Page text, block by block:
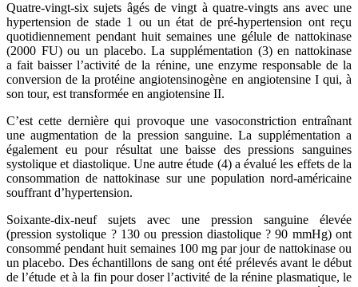
Quatre-vingt-six sujets âgés de vingt à quatre-vingts ans avec une
hypertension de stade 1 ou un état de pré-hypertension ont reçu
quotidiennement pendant huit semaines une gélule de nattokinase
(2000 FU) ou un placebo. La supplémentation (3) en nattokinase
a fait baisser l’activité de la rénine, une enzyme responsable de la
conversion de la protéine angiotensinogène en angiotensine I qui, à
son tour, est transformée en angiotensine II.
C’est cette dernière qui provoque une vasoconstriction entraînant
une augmentation de la pression sanguine. La supplémentation a
également eu pour résultat une baisse des pressions sanguines
systolique et diastolique. Une autre étude (4) a évalué les effets de la
consommation de nattokinase sur une population nord-américaine
souffrant d’hypertension.
Soixante-dix-neuf sujets avec une pression sanguine élevée
(pression systolique ? 130 ou pression diastolique ? 90 mmHg) ont
consommé pendant huit semaines 100 mg par jour de nattokinase ou
un placebo. Des échantillons de sang ont été prélevés avant le début
de l’étude et à la fin pour doser l’activité de la rénine plasmatique, le